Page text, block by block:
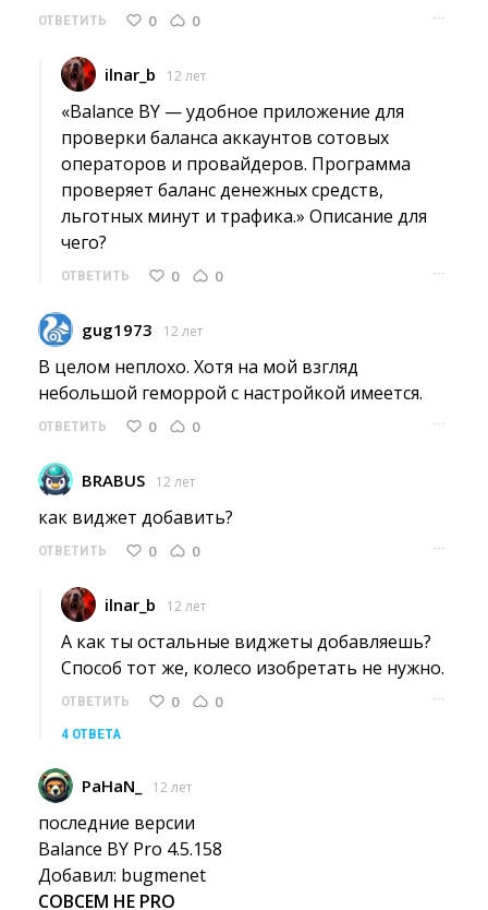
ОТВЕТИТЬ 0 0 ···
ilnar_b 12 лет
«Balance BY — удобное приложение для
проверки баланса аккаунтов сотовых
операторов и провайдеров. Программа
проверяет баланс денежных средств,
льготных минут и трафика.» Описание для
чего?
ОТВЕТИТЬ 0 0 ···
gug1973 12 лет
В целом неплохо. Хотя на мой взгляд
небольшой геморрой с настройкой имеется.
ОТВЕТИТЬ 0 0 ···
BRABUS 12 лет
как виджет добавить?
ОТВЕТИТЬ 0 0 ···
ilnar_b 12 лет
А как ты остальные виджеты добавляешь?
Способ тот же, колесо изобретать не нужно.
ОТВЕТИТЬ 0 0 ···
4 ОТВЕТА
PaHaN_ 12 лет
последние версии
Balance BY Pro 4.5.158
Добавил: bugmenet
СОВСЕМ НЕ PRO